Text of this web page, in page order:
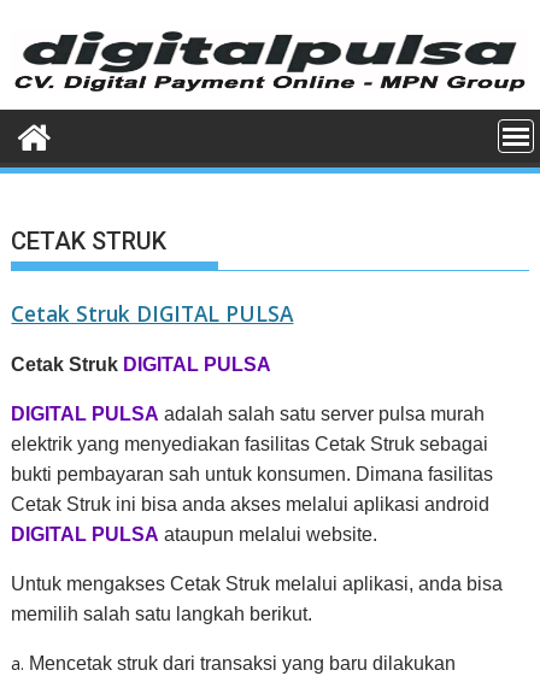
content
CETAK STRUK
Cetak Struk DIGITAL PULSA
Cetak Struk DIGITAL PULSA
DIGITAL PULSA adalah salah satu server pulsa murah
elektrik yang menyediakan fasilitas Cetak Struk sebagai
bukti pembayaran sah untuk konsumen. Dimana fasilitas
Cetak Struk ini bisa anda akses melalui aplikasi android
DIGITAL PULSA ataupun melalui website.
Untuk mengakses Cetak Struk melalui aplikasi, anda bisa
memilih salah satu langkah berikut.
Mencetak struk dari transaksi yang baru dilakukan